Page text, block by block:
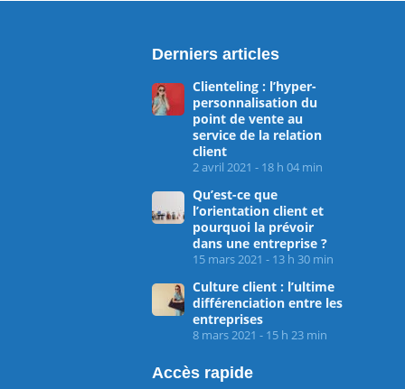
Derniers articles
Clienteling : l’hyper-
personnalisation du
point de vente au
service de la relation
client
2 avril 2021 - 18 h 04 min
Qu’est-ce que
l’orientation client et
pourquoi la prévoir
dans une entreprise ?
15 mars 2021 - 13 h 30 min
Culture client : l’ultime
différenciation entre les
entreprises
8 mars 2021 - 15 h 23 min
Accès rapide